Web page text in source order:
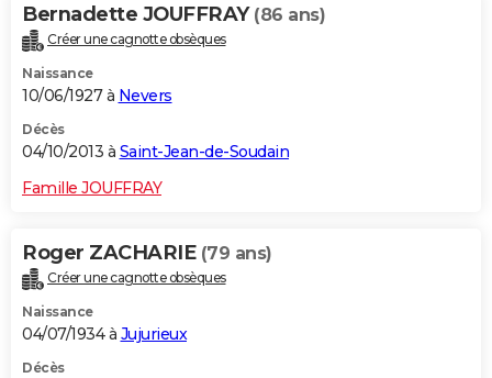
Bernadette JOUFFRAY (86 ans)
Créer une cagnotte obsèques
Naissance
10/06/1927 à Nevers
Décès
04/10/2013 à Saint-Jean-de-Soudain
Famille JOUFFRAY
Roger ZACHARIE (79 ans)
Créer une cagnotte obsèques
Naissance
04/07/1934 à Jujurieux
Décès